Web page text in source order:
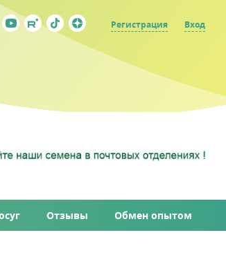
Регистрация Вход
Отзывы Обмен опытом